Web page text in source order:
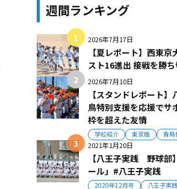
週間ランキング
2026年7月17日
【夏レポート】西東
スト16進出 接戦を勝
2026年7月10日
【スタンドレポート
鳥特別支援を応援でサ
枠を超えた友情
学校紹介 東京版 青鳥
2021年1月20日
【八王子実践 野球
ール」#八王子実践
2020年12月号 八王子実践